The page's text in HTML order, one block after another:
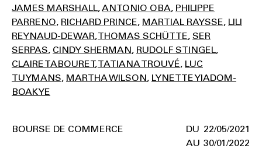
JAMES MARSHALL ANTONIO OBA PHILIPPE
PARRENO RICHARD PRINCE MARTIAL RAYSSE LILI
REYNAUD-DEWAR THOMAS SCHÜTTE SER
SERPAS CINDY SHERMAN RUDOLF STINGEL
CLAIRE TABOURET TATIANA TROUVÉ LUC
TUYMANS MARTHA WILSON LYNETTE YIADOM-
BOAKYE
22/05/2021
30/01/2022
BOURSE DE COMMERCE